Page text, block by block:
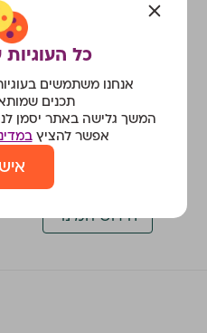
שדרוג המינוי
עדכון פרטי כרטיס
הורדת חשבונית
הפקת מסמך מעבר
חידוש המינוי
כל
תכנים
המשך גלישה באתר יסמן
אפשר להציץ